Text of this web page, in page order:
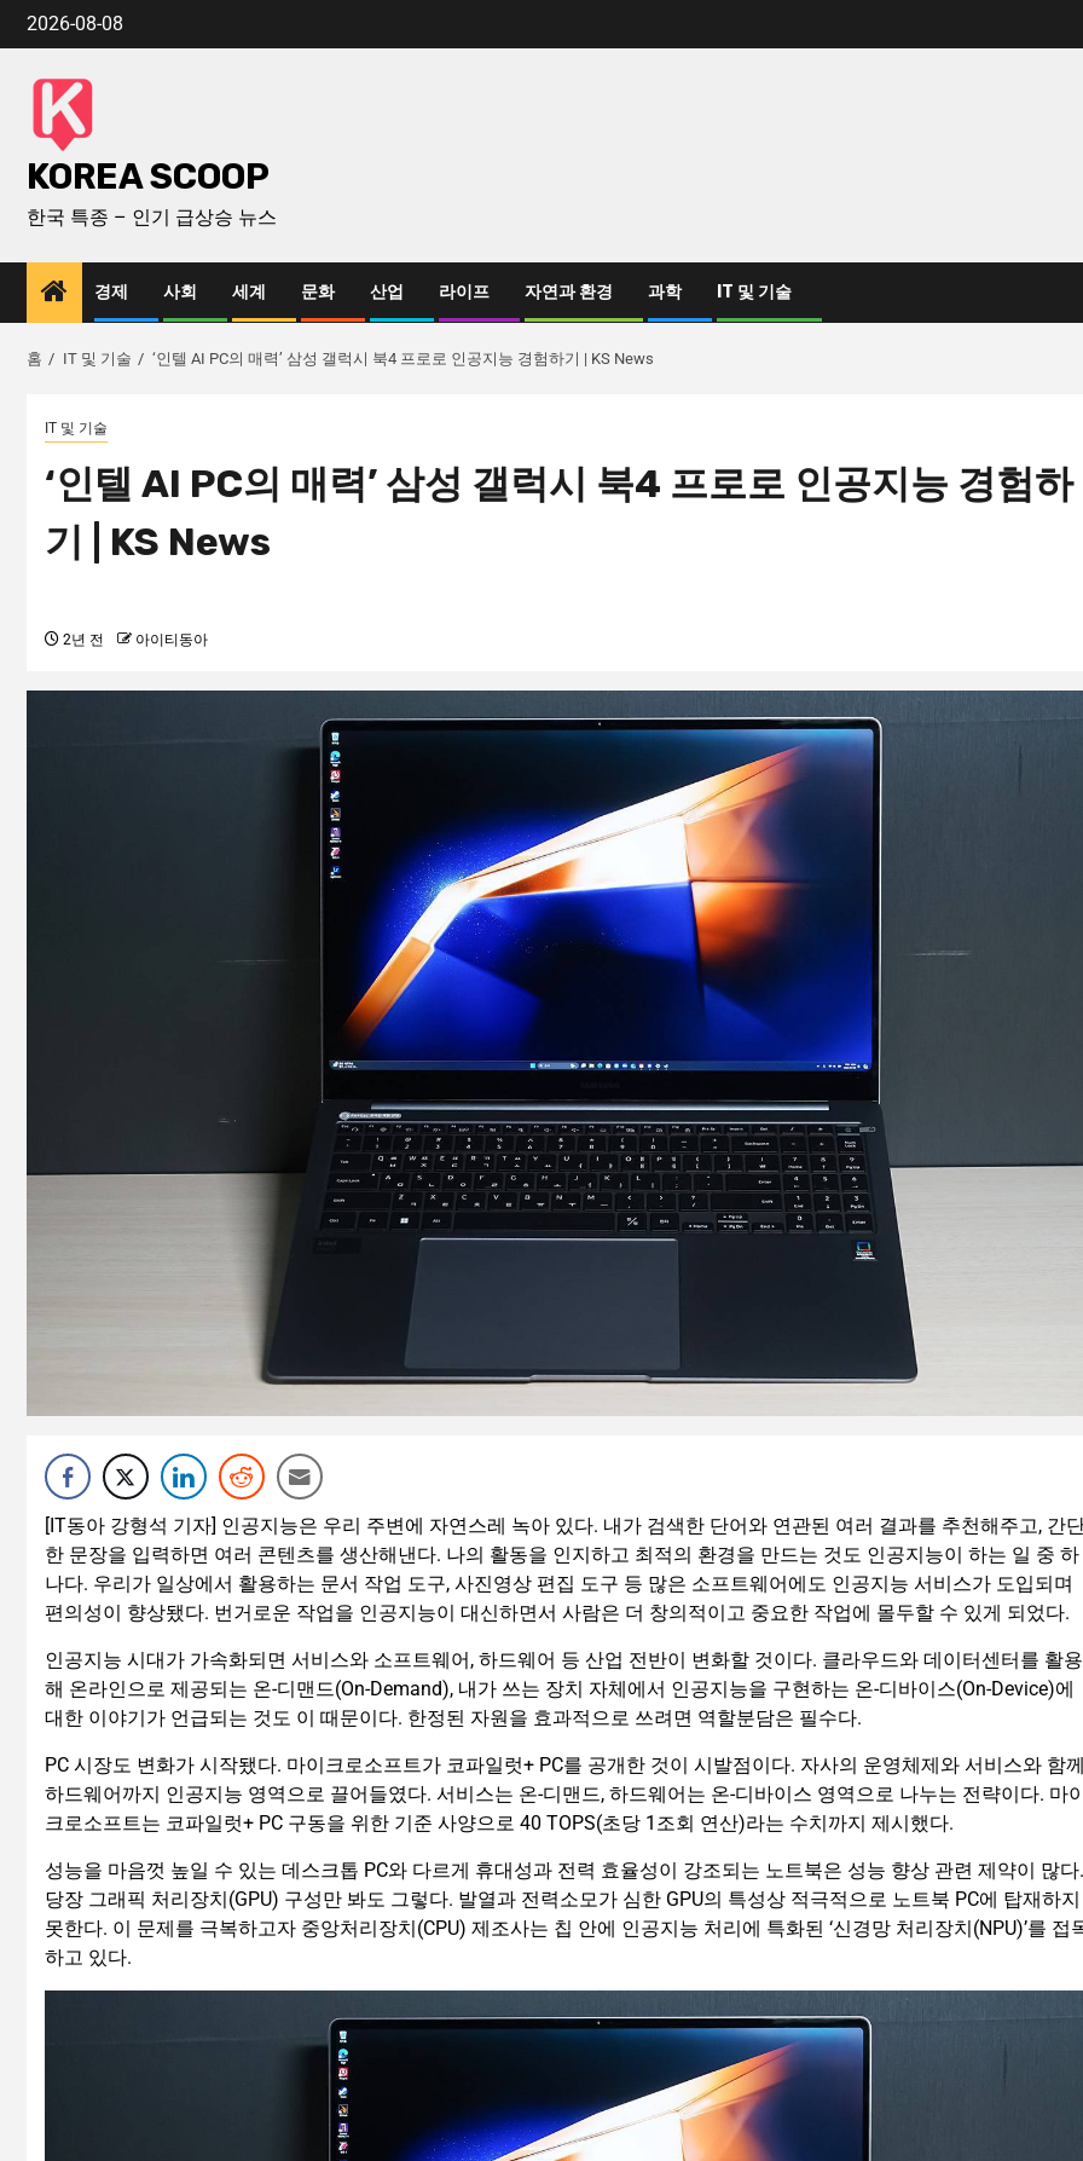
2026-08-08
KOREA SCOOP
한국 특종 – 인기 급상승 뉴스
경제 사회 세계 문화 산업 라이프 자연과 환경 과학 IT 및 기술
홈 IT 및 기술 ‘인텔 AI PC의 매력’ 삼성 갤럭시 북4 프로로 인공지능 경험하기 | KS News
IT 및 기술
‘인텔 AI PC의 매력’ 삼성 갤럭시 북4 프로로 인공지능 경험하
기 | KS News
2년 전 아이티동아
[IT동아 강형석 기자] 인공지능은 우리 주변에 자연스레 녹아 있다. 내가 검색한 단어와 연관된 여러 결과를 추천해주고, 간
한 문장을 입력하면 여러 콘텐츠를 생산해낸다. 나의 활동을 인지하고 최적의 환경을 만드는 것도 인공지능이 하는 일 중 하
나다. 우리가 일상에서 활용하는 문서 작업 도구, 사진영상 편집 도구 등 많은 소프트웨어에도 인공지능 서비스가 도입되며
편의성이 향상됐다. 번거로운 작업을 인공지능이 대신하면서 사람은 더 창의적이고 중요한 작업에 몰두할 수 있게 되었다.
인공지능 시대가 가속화되면 서비스와 소프트웨어, 하드웨어 등 산업 전반이 변화할 것이다. 클라우드와 데이터센터를 활용
해 온라인으로 제공되는 온-디맨드(On-Demand), 내가 쓰는 장치 자체에서 인공지능을 구현하는 온-디바이스(On-Device)에
대한 이야기가 언급되는 것도 이 때문이다. 한정된 자원을 효과적으로 쓰려면 역할분담은 필수다.
PC 시장도 변화가 시작됐다. 마이크로소프트가 코파일럿+ PC를 공개한 것이 시발점이다. 자사의 운영체제와 서비스와 함께
하드웨어까지 인공지능 영역으로 끌어들였다. 서비스는 온-디맨드, 하드웨어는 온-디바이스 영역으로 나누는 전략이다. 마
크로소프트는 코파일럿+ PC 구동을 위한 기준 사양으로 40 TOPS(초당 1조회 연산)라는 수치까지 제시했다.
성능을 마음껏 높일 수 있는 데스크톱 PC와 다르게 휴대성과 전력 효율성이 강조되는 노트북은 성능 향상 관련 제약이 많다.
당장 그래픽 처리장치(GPU) 구성만 봐도 그렇다. 발열과 전력소모가 심한 GPU의 특성상 적극적으로 노트북 PC에 탑재하지
못한다. 이 문제를 극복하고자 중앙처리장치(CPU) 제조사는 칩 안에 인공지능 처리에 특화된 ‘신경망 처리장치(NPU)’를 접
하고 있다.